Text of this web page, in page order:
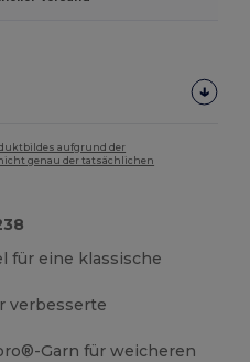
aufgrund der
genau der tatsächlichen
für eine klassische
verbesserte
Garn für weicheren